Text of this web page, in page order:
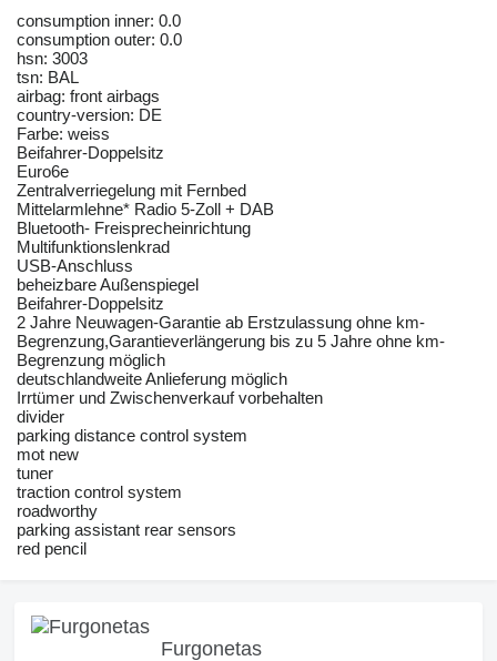
consumption inner: 0.0
consumption outer: 0.0
hsn: 3003
tsn: BAL
airbag: front airbags
country-version: DE
Farbe: weiss
Beifahrer-Doppelsitz
Euro6e
Zentralverriegelung mit Fernbed
Mittelarmlehne* Radio 5-Zoll + DAB
Bluetooth- Freisprecheinrichtung
Multifunktionslenkrad
USB-Anschluss
beheizbare Außenspiegel
Beifahrer-Doppelsitz
2 Jahre Neuwagen-Garantie ab Erstzulassung ohne km-
Begrenzung,Garantieverlängerung bis zu 5 Jahre ohne km-
Begrenzung möglich
deutschlandweite Anlieferung möglich
Irrtümer und Zwischenverkauf vorbehalten
divider
parking distance control system
mot new
tuner
traction control system
roadworthy
parking assistant rear sensors
red pencil
Furgonetas